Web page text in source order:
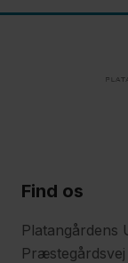
Find os
Platangårdens